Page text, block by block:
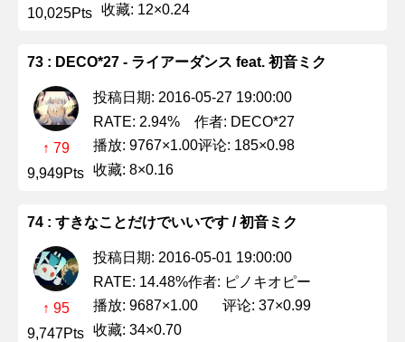
10,025Pts 收藏: 12×0.24
73 : DECO*27 - ライアーダンス feat. 初音ミク
↑ 79
9,949Pts
投稿日期: 2016-05-27 19:00:00
RATE: 2.94%
作者: DECO*27
播放: 9767×1.00评论: 185×0.98
收藏: 8×0.16
74 : すきなことだけでいいです / 初音ミク
↑ 95
9,747Pts
投稿日期: 2016-05-01 19:00:00
RATE: 14.48%作者: ピノキオピー
播放: 9687×1.00
评论: 37×0.99
收藏: 34×0.70